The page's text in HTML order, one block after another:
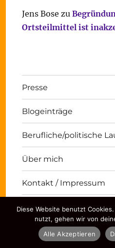
Jens Bose zu
Ortsteilmittel ist
Presse
Blogeinträge
Berufliche/politische
Über mich
Kontakt / Impressum
Michael Panse Kontakt /
präsentiert von WordPress
Diese Website benutzt
nutzt, gehen wir von
Alle Akzeptieren